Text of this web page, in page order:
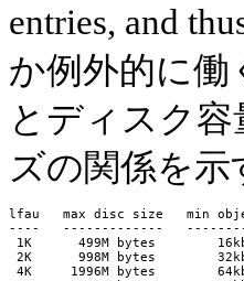
entries, and
か例外的に働
とディスク
ズの関係を示
lfau   max disc size   min
----   -------------
1K      499M bytes
2K      998M bytes
4K     1996M bytes